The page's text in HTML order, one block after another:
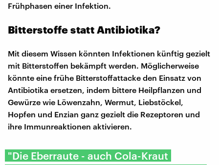
Frühphasen einer Infektion.
Bitterstoffe statt Antibiotika?
Mit diesem Wissen könnten Infektionen künftig gezielt
mit Bitterstoffen bekämpft werden. Möglicherweise
könnte eine frühe Bitterstoffattacke den Einsatz von
Antibiotika ersetzen, indem bittere Heilpflanzen und
Gewürze wie Löwenzahn, Wermut, Liebstöckel,
Hopfen und Enzian ganz gezielt die Rezeptoren und
ihre Immunreaktionen aktivieren.
"Die Eberraute - auch Cola-Kraut